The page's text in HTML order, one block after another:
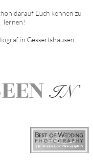
darauf Euch kennen zu
lernen!
in Gessertshausen
IN